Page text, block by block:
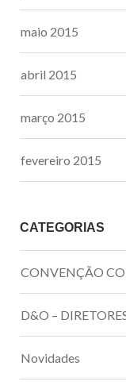
maio 2015
abril 2015
março 2015
fevereiro 2015
CATEGORIAS
CONVENÇÃO
D&O –
Novidades